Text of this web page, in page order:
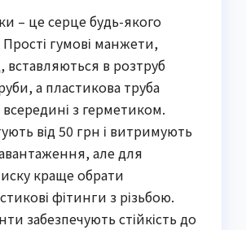
– це серце будь-якого
Прості гумові манжети,
вставляються в розтруб
а пластикова труба
всередині з герметиком.
від 50 грн і витримують
але для
краще обрати
фітинги з різьбою.
забезпечують стійкість до